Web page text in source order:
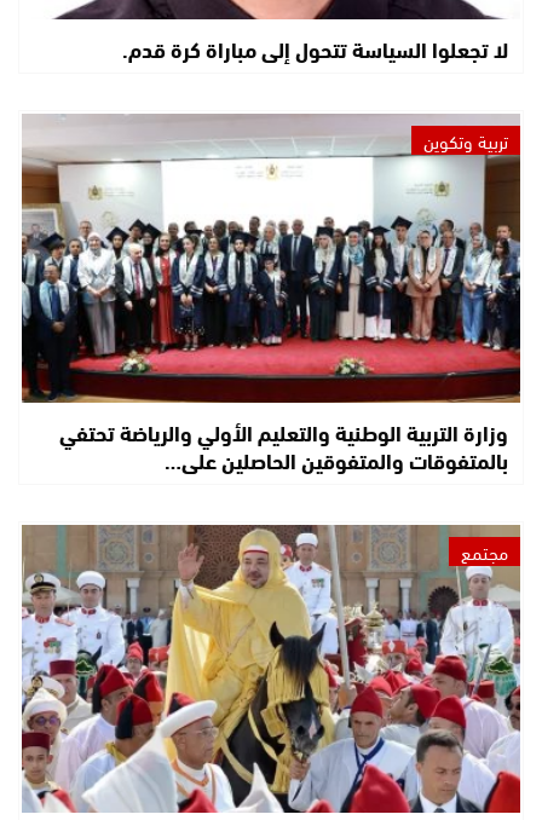
لا تجعلوا السياسة تتحول إلى مباراة كرة قدم.
تربية وتكوين
وزارة التربية الوطنية والتعليم الأولي والرياضة تحتفي
بالمتفوقات والمتفوقين الحاصلين على…
مجتمع